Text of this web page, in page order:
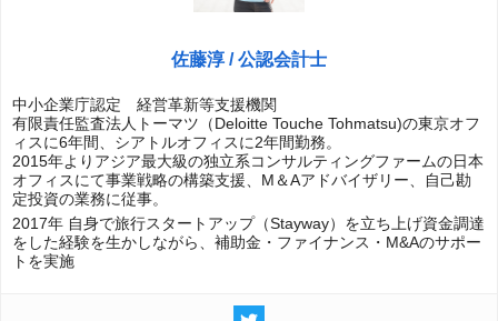
佐藤淳 / 公認会計士
中小企業庁認定 経営革新等支援機関
有限責任監査法人トーマツ（Deloitte Touche Tohmatsu)の東京オフ
ィスに6年間、シアトルオフィスに2年間勤務。
2015年よりアジア最大級の独立系コンサルティングファームの日本
オフィスにて事業戦略の構築支援、M＆Aアドバイザリー、自己勘
定投資の業務に従事。
2017年 自身で旅行スタートアップ（Stayway）を立ち上げ資金調達
をした経験を生かしながら、補助金・ファイナンス・M&Aのサポー
トを実施